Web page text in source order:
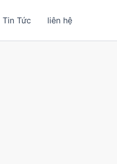
Tin Tức liên hệ